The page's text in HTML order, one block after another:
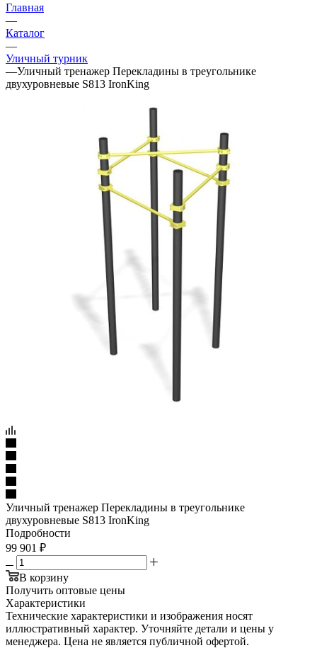
Главная
—
Каталог
—
Уличный турник
—Уличный тренажер Перекладины в треугольнике
двухуровневые S813 IronKing
Уличный тренажер Перекладины в треугольнике
двухуровневые S813 IronKing
Подробности
99 901 ₽
В корзину
Получить оптовые цены
Характеристики
Технические характеристики и изображения носят
иллюстративный характер. Уточняйте детали и цены у
менеджера. Цена не является публичной офертой.